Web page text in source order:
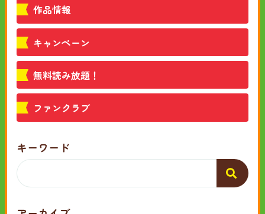
作品情報
キャンペーン
無料読み放題！
ファンクラブ
キーワード